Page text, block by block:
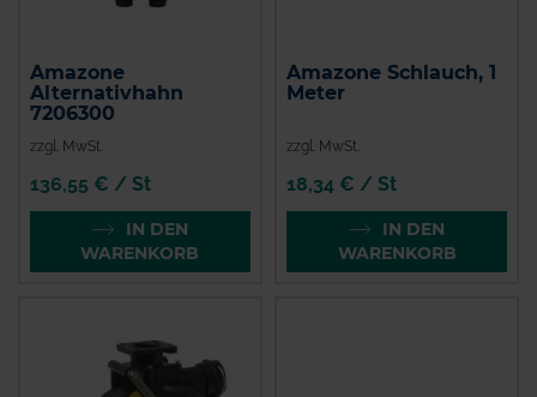
Amazone
Alternativhahn
7206300
zzgl. MwSt.
136,55 € / St
IN DEN
WARENKORB
Amazone Schlauch, 1
Meter
zzgl. MwSt.
18,34 € / St
IN DEN
WARENKORB